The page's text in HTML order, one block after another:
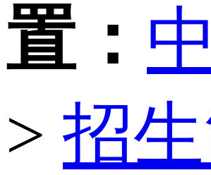
置：
> 招